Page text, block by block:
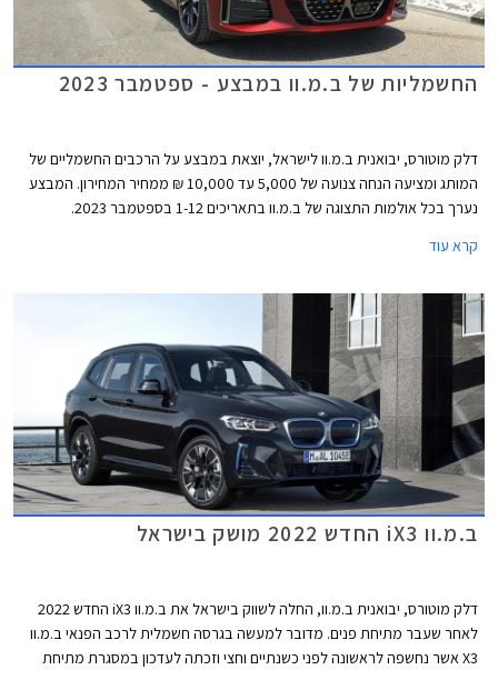
החשמליות של ב.מ.וו במבצע - ספטמבר 2023
דלק מוטורס, יבואנית ב.מ.וו לישראל, יוצאת במבצע על הרכבים החשמליים של
המותג ומציעה הנחה צנועה של 5,000 עד 10,000 ₪ ממחיר המחירון. המבצע
נערך בכל אולמות התצוגה של ב.מ.וו בתאריכים 1-12 בספטמבר 2023.
קרא עוד
ב.מ.וו iX3 החדש 2022 מושק בישראל
דלק מוטורס, יבואנית ב.מ.וו, החלה לשווק בישראל את ב.מ.וו iX3 החדש 2022
לאחר שעבר מתיחת פנים. מדובר למעשה בגרסה חשמלית לרכב הפנאי ב.מ.וו
X3 אשר נחשפה לראשונה לפני כשנתיים וחצי וזכתה לעדכון במסגרת מתיחת